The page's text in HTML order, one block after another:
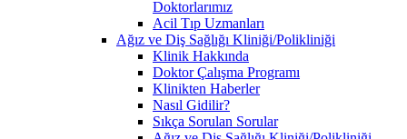
Doktorlarımız
Acil Tıp Uzmanları
Ağız ve Diş Sağlığı Kliniği/Polikliniği
Klinik Hakkında
Doktor Çalışma Programı
Klinikten Haberler
Nasıl Gidilir?
Sıkça Sorulan Sorular